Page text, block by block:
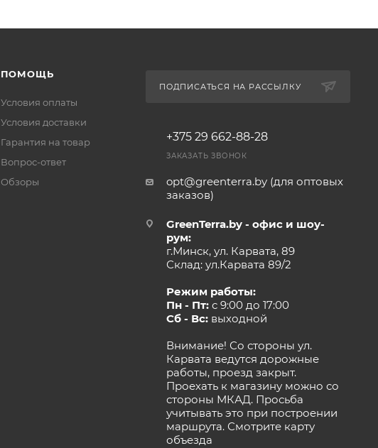
ПОМОЩЬ
Условия оплаты
Условия доставки
Гарантия на товар
Вопрос-ответ
Обзоры
ПОДПИСАТЬСЯ НА РАССЫЛКУ
+375 29 662-88-28
ЗАКАЗАТЬ ЗВОНОК
opt@greenterra.by (для оптовых
заказов)
GreenTerra.by - офис и шоу-
рум:
г.Минск, ул. Карвата, 89
Склад: ул.Карвата 89/2
Режим работы:
Пн - Пт:с 9:00 до 17:00
Сб - Вс:выходной
Внимание! Со стороны ул.
Карвата ведутся дорожные
работы, проезд закрыт.
Проехать к магазину можно со
стороны МКАД. Просьба
учитывать это при построении
маршрута. Смотрите карту
объезда